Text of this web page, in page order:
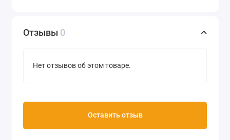
Отзывы 0
Нет отзывов об этом товаре.
Оставить отзыв